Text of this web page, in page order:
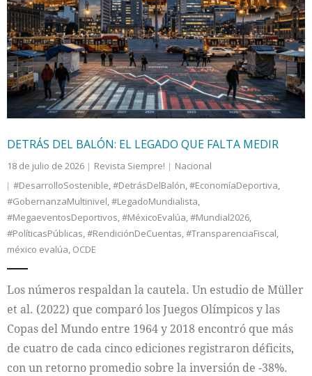
DETRÁS DEL BALÓN: EL LEGADO QUE FALTA MEDIR
18 de julio de 2026 Revista Siempre!
Nacional
#DesarrolloSostenible,#DetrásDelBalón,#EconomíaDeportiva,
#GobernanzaMultinivel,#LegadoMundialista,
#MegaeventosDeportivos,#MéxicoEvalúa,#Mundial2026,
#PolíticasPúblicas,#RendiciónDeCuentas,#TransparenciaFiscal,
méxico evalúa, OCDE
Los números respaldan la cautela. Un estudio de Müller
et al. (2022) que comparó los Juegos Olímpicos y las
Copas del Mundo entre 1964 y 2018 encontró que más
de cuatro de cada cinco ediciones registraron déficits,
con un retorno promedio sobre la inversión de -38%.